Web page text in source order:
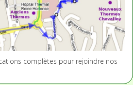
complètes pour rejoindre nos